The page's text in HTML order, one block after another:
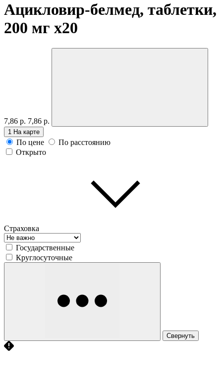
Ацикловир-белмед, таблетки,
200 мг x20
7,86 р. 7,86 р.
1 На карте
По цене
По расстоянию
Открыто
Страховка
Государственные
Круглосуточные
Свернуть